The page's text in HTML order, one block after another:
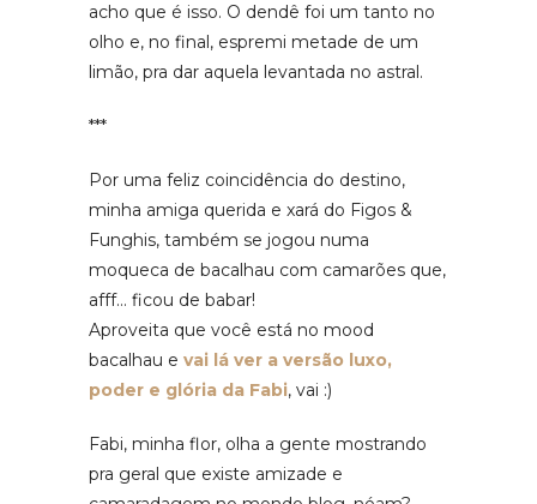
acho que é isso. O dendê foi um tanto no
olho e, no final, espremi metade de um
limão, pra dar aquela levantada no astral.
***
Por uma feliz coincidência do destino,
minha amiga querida e xará do Figos &
Funghis, também se jogou numa
moqueca de bacalhau com camarões que,
afff… ficou de babar!
Aproveita que você está no mood
bacalhau e vai lá ver a versão luxo,
poder e glória da Fabi, vai :)
Fabi, minha flor, olha a gente mostrando
pra geral que existe amizade e